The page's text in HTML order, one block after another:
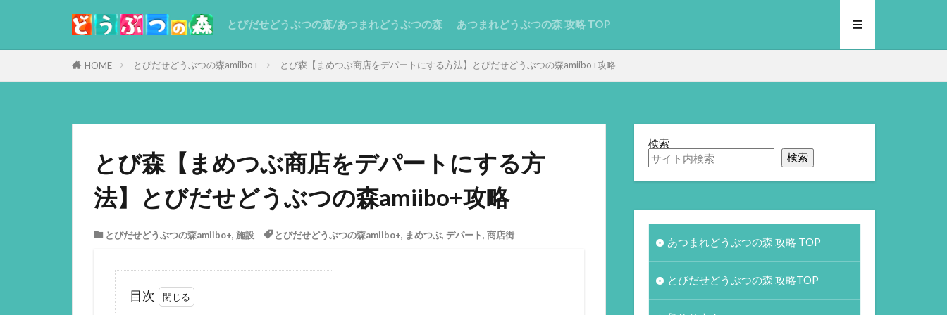
とびだせどうぶつの森/あつまれどうぶつの森 あつまれどうぶつの森 攻略 TOP
HOME とびだせどうぶつの森amiibo+ とび森【まめつぶ商店をデパートにする方法】とびだせどうぶつの森amiibo+攻略
とび森【まめつぶ商店をデパートにする方
法】とびだせどうぶつの森amiibo+攻略
とびだせどうぶつの森amiibo+, 施設 とびだせどうぶつの森amiibo+, まめつぶ, デパート, 商店街
目次
検索
検索
あつまれどうぶつの森 攻略 TOP
とびだせどうぶつの森 攻略TOP